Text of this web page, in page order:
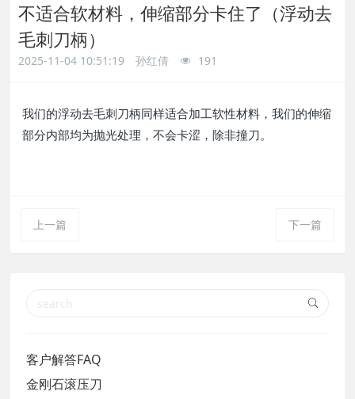
h h
不适合软材料，伸缩部分卡住了（浮动去
毛刺刀柄）
2025-11-04 10:51:19 孙红倩 191
我们的浮动去毛刺刀柄同样适合加工软性材料，我们的伸缩
部分内部均为抛光处理，不会卡涩，除非撞刀。
上一篇 下一篇
客户解答FAQ
金刚石滚压刀